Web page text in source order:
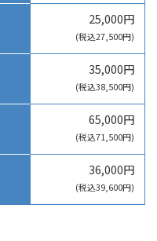
25,000円
(税込27,500円)
35,000円
(税込38,500円)
65,000円
(税込71,500円)
36,000円
(税込39,600円)